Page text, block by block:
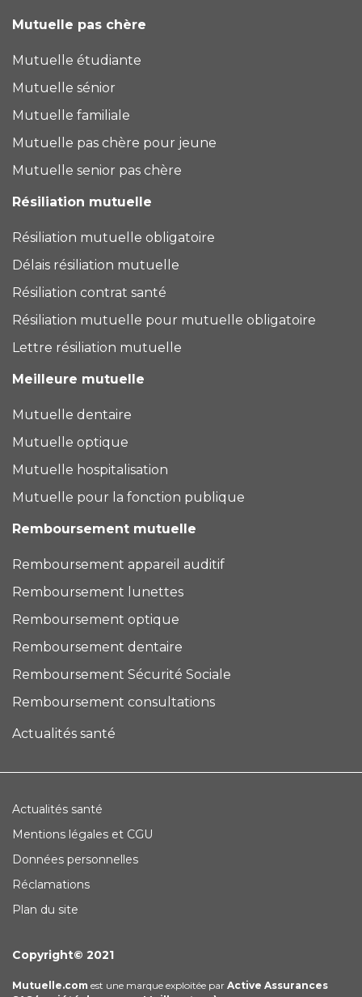
Mutuelle pas chère
Mutuelle étudiante
Mutuelle sénior
Mutuelle familiale
Mutuelle pas chère pour jeune
Mutuelle senior pas chère
Résiliation mutuelle
Résiliation mutuelle obligatoire
Délais résiliation mutuelle
Résiliation contrat santé
Résiliation mutuelle pour mutuelle obligatoire
Lettre résiliation mutuelle
Meilleure mutuelle
Mutuelle dentaire
Mutuelle optique
Mutuelle hospitalisation
Mutuelle pour la fonction publique
Remboursement mutuelle
Remboursement appareil auditif
Remboursement lunettes
Remboursement optique
Remboursement dentaire
Remboursement Sécurité Sociale
Remboursement consultations
Actualités santé
Actualités santé
Mentions légales et CGU
Données personnelles
Réclamations
Plan du site
Copyright© 2021
Mutuelle.com est une marque exploitée par Active Assurances